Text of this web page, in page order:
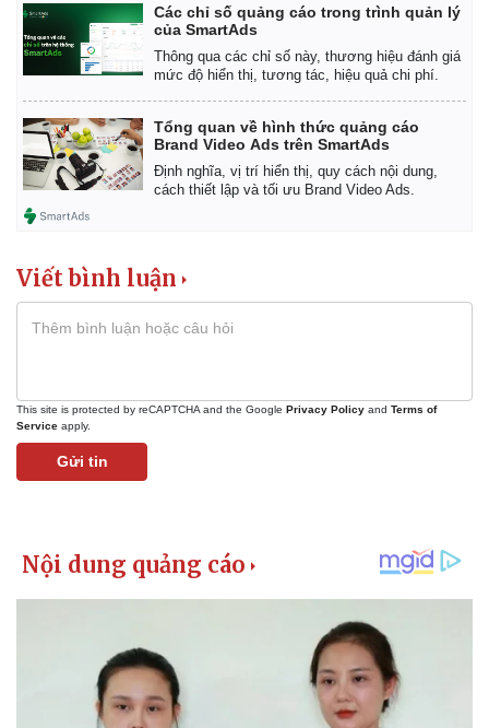
Kinh tế
Bất động sản
Giá vàng
Chứng khoán
Các chỉ số quảng cáo trong trình quản lý
của SmartAds
Thông qua các chỉ số này, thương hiệu đánh giá
mức độ hiển thị, tương tác, hiệu quả chi phí.
Tổng quan về hình thức quảng cáo
Brand Video Ads trên SmartAds
Định nghĩa, vị trí hiển thị, quy cách nội dung,
cách thiết lập và tối ưu Brand Video Ads.
Viết bình luận
This site is protected by reCAPTCHA and the Google Privacy Policy and Terms of
Service apply.
Gửi tin